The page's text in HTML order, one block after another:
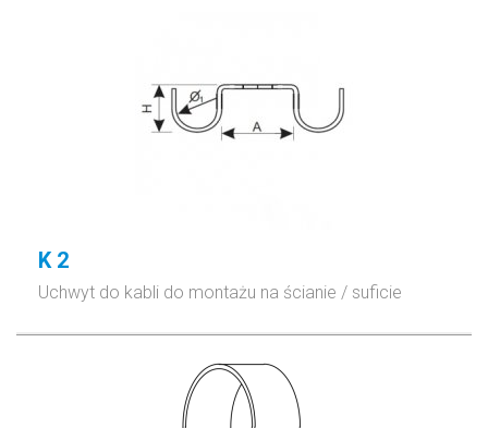
K 2
Uchwyt do kabli do montażu na ścianie / suficie